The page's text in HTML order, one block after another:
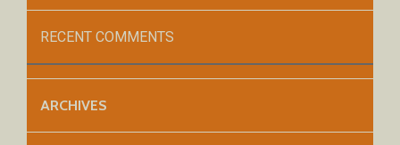
RECENT COMMENTS
ARCHIVES